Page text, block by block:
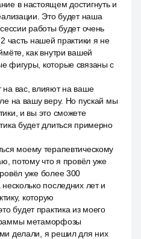
в настоящем достигнуть и
Это будет наша
работы будет очень
часть нашей практики я не
как внутри вашей
фигуры, которые связаны с
на вас, влияют на ваше
на вашу веру. Но пускай мы
и вы это сможете
будет длиться примерно
моему терапевтическому
потому что я провёл уже
уже более 300
последних лет и
которую
будет практика из моего
метаморфозы
делали, я решил для них